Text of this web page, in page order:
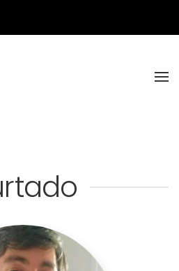
principal